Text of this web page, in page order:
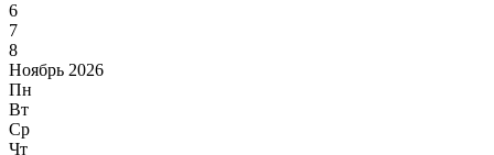
6
7
8
Ноябрь 2026
Пн
Вт
Ср
Чт